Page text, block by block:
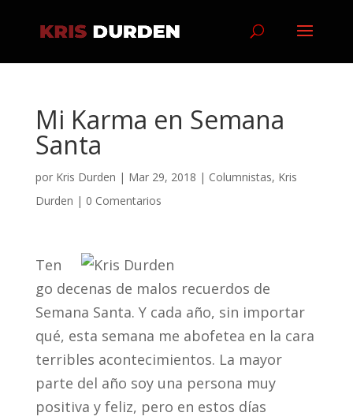
Mi Karma en Semana
Santa
por Kris Durden | Mar 29, 2018 | Columnistas, Kris
Durden | 0 Comentarios
Ten
go decenas de malos recuerdos de
Semana Santa. Y cada año, sin importar
qué, esta semana me abofetea en la cara
terribles acontecimientos. La mayor
parte del año soy una persona muy
positiva y feliz, pero en estos días